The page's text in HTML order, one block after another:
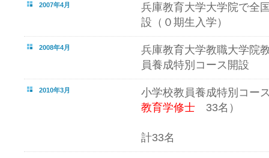
2007年4月
兵庫教育大学大学院で全
設（０期生入学）
2008年4月
兵庫教育大学教職大学院
員養成特別コース開設
2010年3月
小学校教員養成特別コー
教育学修士 33名）
計33名